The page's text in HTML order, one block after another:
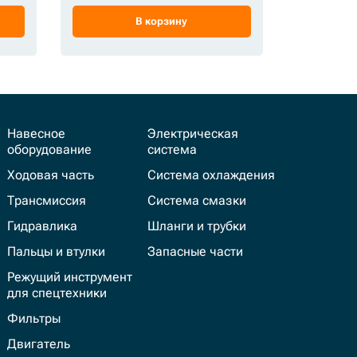
В корзину
Навесное
оборудование
Ходовая часть
Трансмиссия
Гидравлика
Пальцы и втулки
Режущий инструмент
для спецтехники
Фильтры
Двигатель
Электрическая
система
Система охлаждения
Система смазки
Шланги и трубки
Запасные части